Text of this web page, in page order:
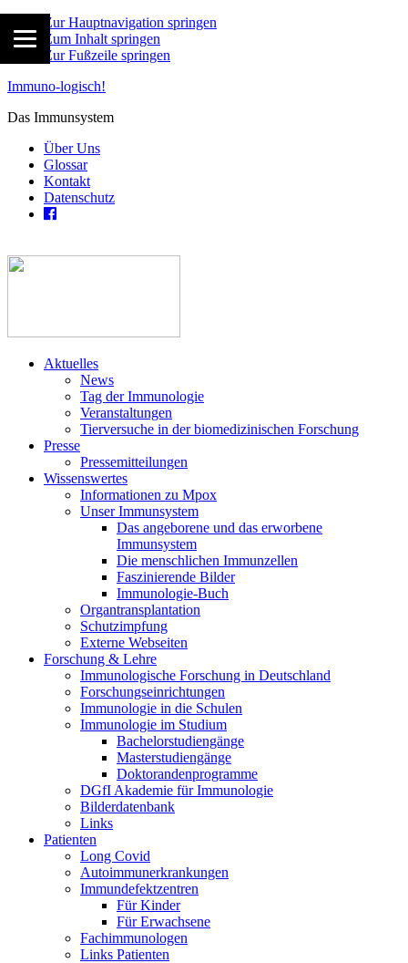
Zur Hauptnavigation springen
Zum Inhalt springen
Zur Fußzeile springen
Immuno-logisch!
Das Immunsystem
Über Uns
Glossar
Kontakt
Datenschutz
Aktuelles
News
Tag der Immunologie
Veranstaltungen
Tierversuche in der biomedizinischen Forschung
Presse
Pressemitteilungen
Wissenswertes
Informationen zu Mpox
Unser Immunsystem
Das angeborene und das erworbene
Immunsystem
Die menschlichen Immunzellen
Faszinierende Bilder
Immunologie-Buch
Organtransplantation
Schutzimpfung
Externe Webseiten
Forschung & Lehre
Immunologische Forschung in Deutschland
Forschungseinrichtungen
Immunologie in die Schulen
Immunologie im Studium
Bachelorstudiengänge
Masterstudiengänge
Doktorandenprogramme
DGfI Akademie für Immunologie
Bilderdatenbank
Links
Patienten
Long Covid
Autoimmunerkrankungen
Immundefektzentren
Für Kinder
Für Erwachsene
Fachimmunologen
Links Patienten